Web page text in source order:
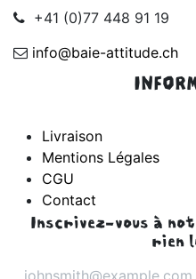
+41 (0)77 448 91 19
info@baie-attitude.ch
Livraison
Mentions Légales
CGU
Contact
Inscrivez-vous à
rien